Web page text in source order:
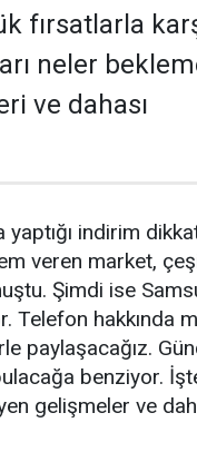
fırsatlarla
neler
ve dahası
indirim
veren market,
Şimdi ise
Telefon hakkında
paylaşacağız.
benziyor. İşte
gelişmeler ve